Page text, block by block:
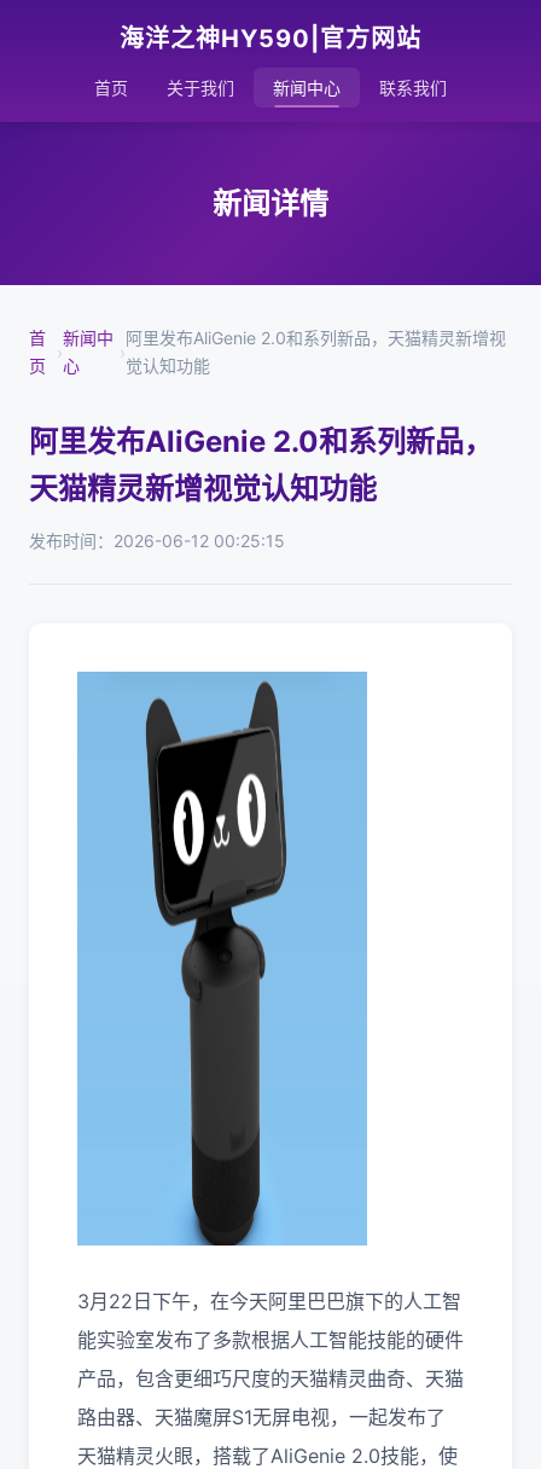
海洋之神HY590|官方网站
首页 关于我们 新闻中心 联系我们
新闻详情
首
页
›
新闻中
心
›
阿里发布AliGenie 2.0和系列新品，天猫精灵新增视
觉认知功能
阿里发布AliGenie 2.0和系列新品，
天猫精灵新增视觉认知功能
发布时间：2026-06-12 00:25:15
3月22日下午，在今天阿里巴巴旗下的人工智
能实验室发布了多款根据人工智能技能的硬件
产品，包含更细巧尺度的天猫精灵曲奇、天猫
路由器、天猫魔屏S1无屏电视，一起发布了
天猫精灵火眼，搭载了AliGenie 2.0技能，使